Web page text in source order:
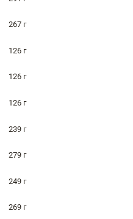
267 г
126 г
126 г
126 г
239 г
279 г
249 г
269 г